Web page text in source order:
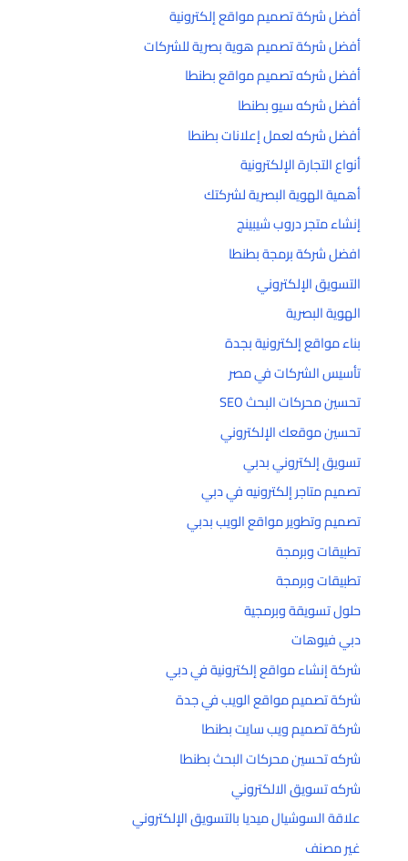
أفضل شركة تصميم مواقع إلكترونية
أفضل شركة تصميم هوية بصرية للشركات
أفضل شركه تصميم مواقع بطنطا
أفضل شركه سيو بطنطا
أفضل شركه لعمل إعلانات بطنطا
أنواع التجارة الإلكترونية
أهمية الهوية البصرية لشركتك
إنشاء متجر دروب شيبينج
افضل شركة برمجة بطنطا
التسويق الإلكتروني
الهوية البصرية
بناء مواقع إلكترونية بجدة
تأسيس الشركات في مصر
تحسين محركات البحث SEO
تحسين موقعك الإلكتروني
تسويق إلكتروني بدبي
تصميم متاجر إلكترونيه في دبي
تصميم وتطوير مواقع الويب بدبي
تطبيقات وبرمجة
تطبيقات وبرمجة
حلول تسويقة وبرمجية
دبي فيوهات
شركة إنشاء مواقع إلكترونية في دبي
شركة تصميم مواقع الويب في جدة
شركة تصميم ويب سايت بطنطا
شركه تحسين محركات البحث بطنطا
شركه تسويق الالكتروني
علاقة السوشيال ميديا بالتسويق الإلكتروني
غير مصنف